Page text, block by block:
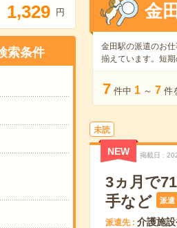
1,329 円
索条件
金
金田駅の派遣のお仕
揃えています。短期
7 件中 1 ～ 7 件
未読
NEW 掲載日
3ヵ月で
手など
派遣
派遣先 介護施